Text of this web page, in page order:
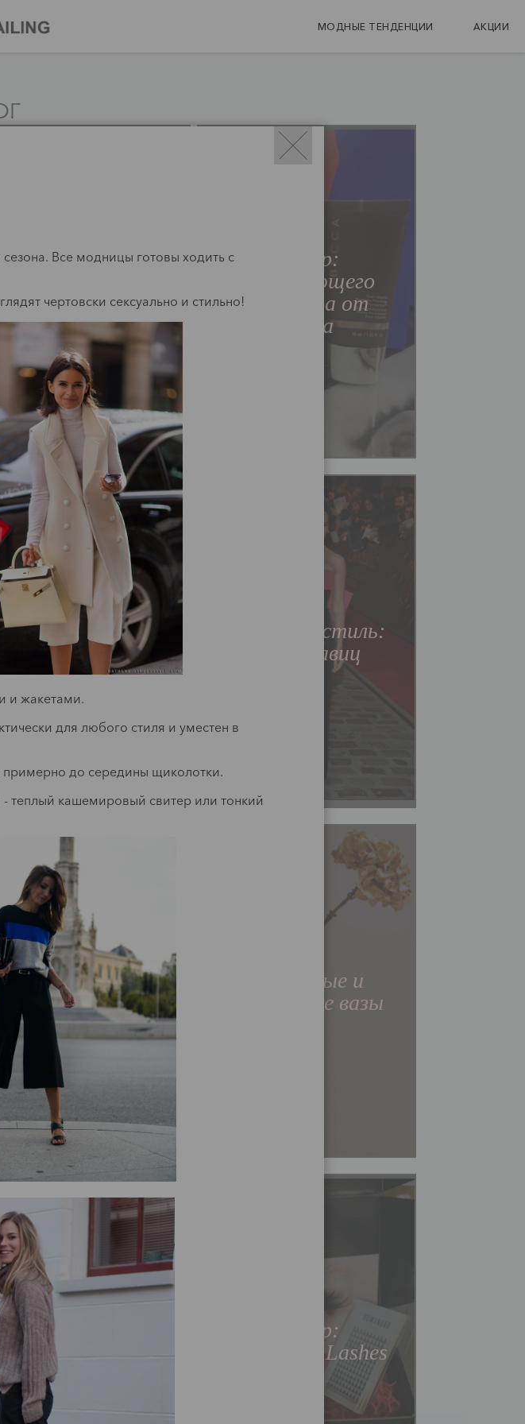
МОДНЫЕ ТЕНДЕНЦИИ АКЦИИ
Обзор: Праймер
для кожи вокруг
усталости от
Becca
Читать
Обзор:
матирующего
праймера от
Becca
Мода
Мечтатели:
кафе с
авторской
кухней
Читать
Звездный стиль:
Зои Кравиц
Мода
Маска для сна
Стильные и
доступные вазы
Уютные теплые
платья
Обзор:
Romanova Lashes
Все модницы готовы ходить с
чертовски сексуально и стильно!
и жакетами.
для любого стиля и уместен в
до середины щиколотки.
теплый кашемировый свитер или тонкий